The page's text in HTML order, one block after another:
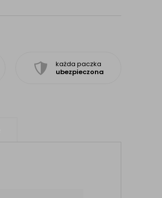
każda paczka
ubezpieczona